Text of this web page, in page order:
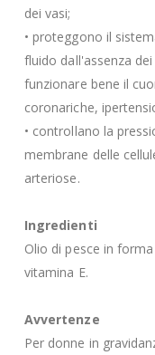
dei vasi;
• proteggono il
fluido dall'assenza
funzionare bene il
coronariche,
• controllano la
membrane delle
arteriose.
Ingredienti
Olio di pesce in
vitamina E.
Avvertenze
Per donne in